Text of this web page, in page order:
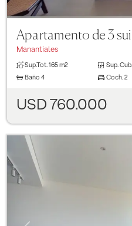
Manantiales
Sup.Tot. 165 m2 Sup. Cub.
Baño 4 Coch. 2
USD 760.000
Previous